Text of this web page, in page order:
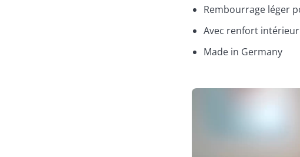
Rembourrage léger
Avec renfort
Made in Germany